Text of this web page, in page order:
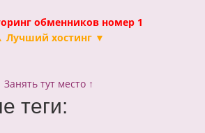
обменников номер 1
Лучший хостинг ▼
Занять тут место ↑
теги: